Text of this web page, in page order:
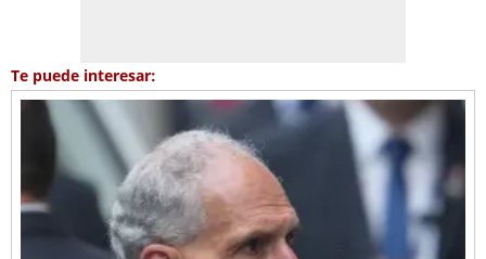
Te puede interesar: